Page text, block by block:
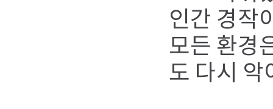
인간 경작
모든 환경
도 다시 악